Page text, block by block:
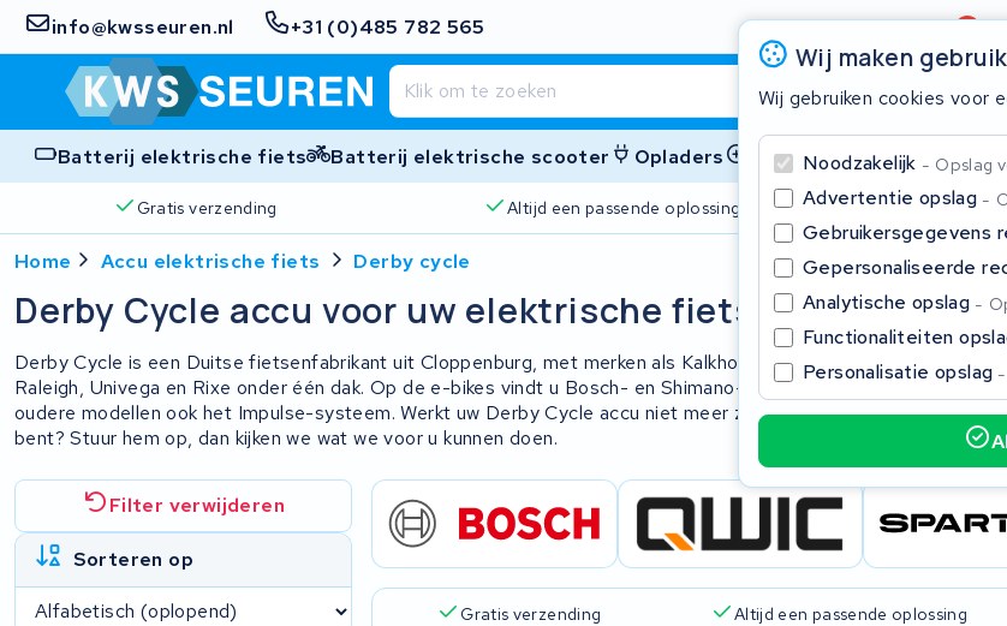
info@kwsseuren.nl +31 (0)485 782 565 Beoordeling4,6/5
Batterij elektrische fiets Batterij elektrische scooter Opladers Accessoires
Gratis verzending Altijd een passende oplossing 2
Wij maken
Wij gebruiken cookies voor
Noodzakelijk Opslag
Advertentie opslag
Gebruikersgegevens
Gepersonaliseerde
Analytische opslag
Functionaliteiten
Personalisatie opslag
Home Accu elektrische fiets Derby cycle
Derby Cycle accu voor uw elektrische fiets
Derby Cycle is een Duitse fietsenfabrikant uit Cloppenburg, met merken als Kalkhoff, Focus,
Raleigh, Univega en Rixe onder één dak. Op de e-bikes vindt u Bosch- en Shimano-aandrijving, op
oudere modellen ook het Impulse-systeem. Werkt uw Derby Cycle accu niet meer zoals u gewend
bent? Stuur hem op, dan kijken we wat we voor u kunnen doen.
Filter verwijderen
Sorteren op
Gratis verzending Altijd een passende oplossing
Begin te typen in de zoekbalk om te zoeken